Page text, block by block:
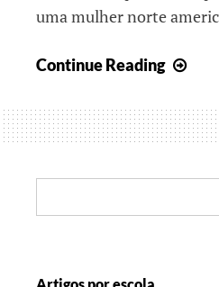
uma mulher norte
Continue Reading
Artigos por escola